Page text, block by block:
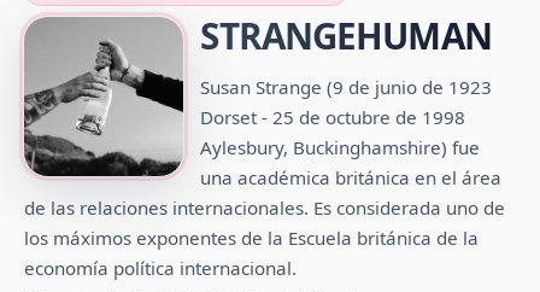
STRANGEHUMAN
Susan Strange (9 de junio de 1923
Dorset - 25 de octubre de 1998
Aylesbury, Buckinghamshire) fue
una académica británica en el área
de las relaciones internacionales. Es considerada uno de
los máximos exponentes de la Escuela británica de la
economía política internacional.